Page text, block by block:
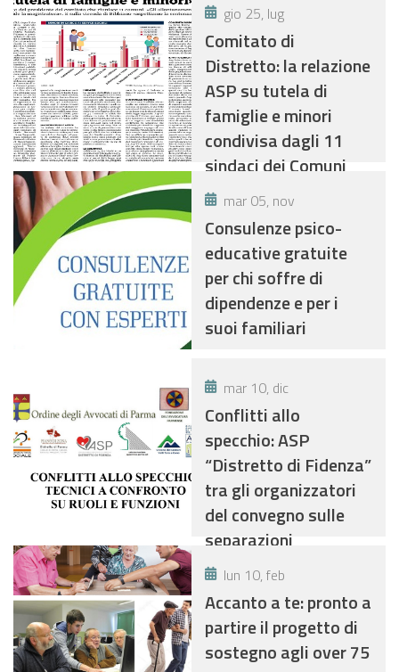
gio 25, lug
Comitato di
Distretto: la relazione
ASP su tutela di
famiglie e minori
condivisa dagli 11
sindaci dei Comuni
mar 05, nov
Consulenze psico-
educative gratuite
per chi soffre di
dipendenze e per i
suoi familiari
mar 10, dic
Conflitti allo
specchio: ASP
“Distretto di Fidenza”
tra gli organizzatori
del convegno sulle
separazioni
conflittuali
lun 10, feb
Accanto a te: pronto a
partire il progetto di
sostegno agli over 75